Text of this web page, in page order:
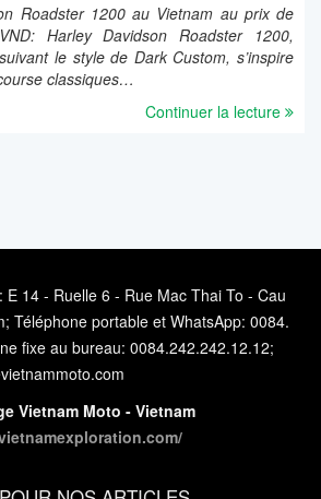
Roadster 1200 au Vietnam au prix de
Harley Davidson Roadster 1200,
le style de Dark Custom, s’inspire
classiques…
Continuer la lecture
: E 14 - Ruelle 6 - Rue Mac Thai To - Cau
Téléphone portable et WhatsApp: 0084.
fixe au bureau: 0084.242.242.12.12;
Vietnam Moto - Vietnam